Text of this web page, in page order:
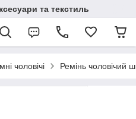
та текстиль
чоловічі Ремінь чоловічий